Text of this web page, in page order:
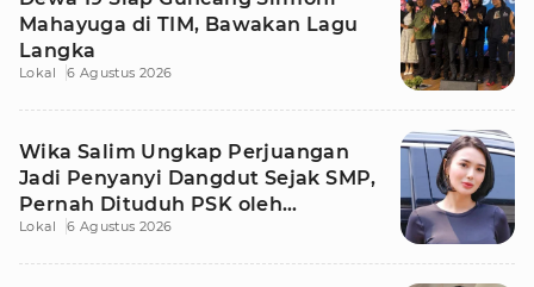
Mahayuga di TIM, Bawakan Lagu
Langka
Lokal 6 Agustus 2026
Wika Salim Ungkap Perjuangan
Jadi Penyanyi Dangdut Sejak SMP,
Pernah Dituduh PSK oleh
Tetangga
Lokal 6 Agustus 2026